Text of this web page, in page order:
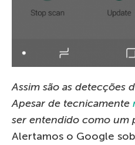
Assim são as detecções
Apesar de tecnicamente
ser entendido como um
Alertamos o Google